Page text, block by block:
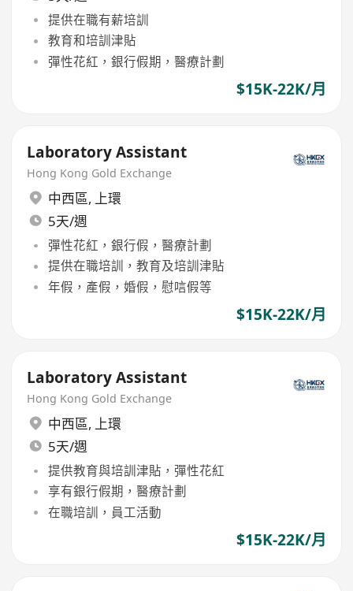
提供在職有薪培訓
教育和培訓津貼
彈性花紅，銀行假期，醫療計劃
$15K-22K/月
Laboratory Assistant
Hong Kong Gold Exchange
中西區, 上環
5天/週
彈性花紅，銀行假，醫療計劃
提供在職培訓，教育及培訓津貼
年假，產假，婚假，慰唁假等
$15K-22K/月
Laboratory Assistant
Hong Kong Gold Exchange
中西區, 上環
5天/週
提供教育與培訓津貼，彈性花紅
享有銀行假期，醫療計劃
在職培訓，員工活動
$15K-22K/月